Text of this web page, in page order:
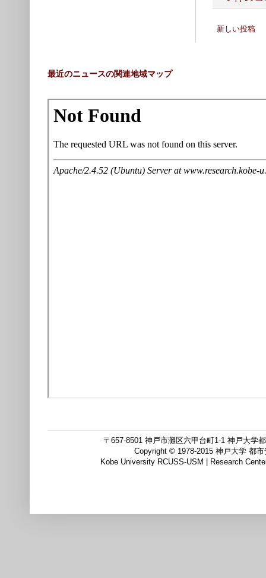
新しい投稿
最近のニュースの関連地域マップ
〒657-8501 神戸市灘区六甲台町1-1 神戸大学
Copyright © 1978-2015 神戸大学 都
Kobe University RCUSS-USM | Research